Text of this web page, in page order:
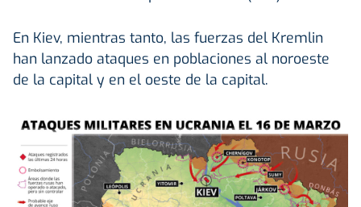
En Kiev, mientras tanto, las fuerzas del Kremlin
han lanzado ataques en poblaciones al noroeste
de la capital y en el oeste de la capital.